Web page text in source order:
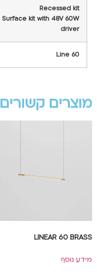
Recessed kit
Surface kit with 48V 60W
driver
Line 60
מוצרים קשורים
LINEAR 60 BRASS
מידע נוסף